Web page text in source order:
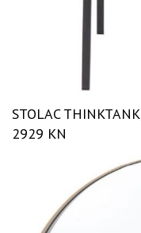
STOLAC
2929 KN